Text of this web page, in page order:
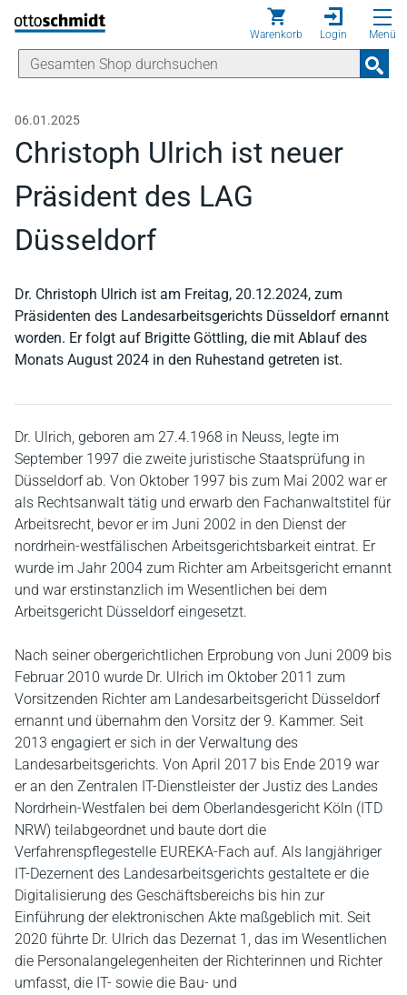
Direkt zum Inhalt
Warenkorb Login Menü
06.01.2025
Christoph Ulrich ist neuer
Präsident des LAG
Düsseldorf
Dr. Christoph Ulrich ist am Freitag, 20.12.2024, zum
Präsidenten des Landesarbeitsgerichts Düsseldorf ernannt
worden. Er folgt auf Brigitte Göttling, die mit Ablauf des
Monats August 2024 in den Ruhestand getreten ist.
Dr. Ulrich, geboren am 27.4.1968 in Neuss, legte im
September 1997 die zweite juristische Staatsprüfung in
Düsseldorf ab. Von Oktober 1997 bis zum Mai 2002 war er
als Rechtsanwalt tätig und erwarb den Fachanwaltstitel für
Arbeitsrecht, bevor er im Juni 2002 in den Dienst der
nordrhein-westfälischen Arbeitsgerichtsbarkeit eintrat. Er
wurde im Jahr 2004 zum Richter am Arbeitsgericht ernannt
und war erstinstanzlich im Wesentlichen bei dem
Arbeitsgericht Düsseldorf eingesetzt.
Nach seiner obergerichtlichen Erprobung von Juni 2009 bis
Februar 2010 wurde Dr. Ulrich im Oktober 2011 zum
Vorsitzenden Richter am Landesarbeitsgericht Düsseldorf
ernannt und übernahm den Vorsitz der 9. Kammer. Seit
2013 engagiert er sich in der Verwaltung des
Landesarbeitsgerichts. Von April 2017 bis Ende 2019 war
er an den Zentralen IT-Dienstleister der Justiz des Landes
Nordrhein-Westfalen bei dem Oberlandesgericht Köln (ITD
NRW) teilabgeordnet und baute dort die
Verfahrenspflegestelle EUREKA-Fach auf. Als langjähriger
IT-Dezernent des Landesarbeitsgerichts gestaltete er die
Digitalisierung des Geschäftsbereichs bis hin zur
Einführung der elektronischen Akte maßgeblich mit. Seit
2020 führte Dr. Ulrich das Dezernat 1, das im Wesentlichen
die Personalangelegenheiten der Richterinnen und Richter
umfasst, die IT- sowie die Bau- und